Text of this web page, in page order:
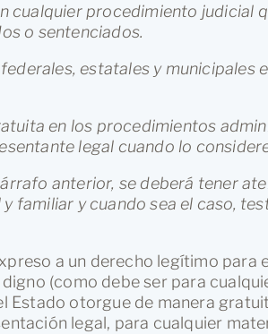
cualquier procedimiento judicial
o sentenciados.
estatales y municipales
en los procedimientos
legal cuando lo
anterior, se deberá tener
familiar y cuando sea el caso,
a un derecho legítimo para
(como debe ser para
Estado otorgue de manera
legal, para cualquier